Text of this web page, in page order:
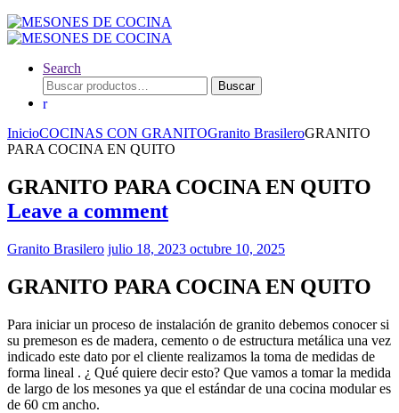
Search
Buscar
por:
Buscar
InicioCOCINAS CON GRANITOGranito BrasileroGRANITO
PARA COCINA EN QUITO
GRANITO PARA COCINA EN QUITO
Leave a comment
Granito Brasilero julio 18, 2023 octubre 10, 2025
GRANITO PARA COCINA EN QUITO
Para iniciar un proceso de instalación de granito debemos conocer si
su premeson es de madera, cemento o de estructura metálica una vez
indicado este dato por el cliente realizamos la toma de medidas de
forma lineal . ¿ Qué quiere decir esto? Que vamos a tomar la medida
de largo de los mesones ya que el estándar de una cocina modular es
de 60 cm ancho.